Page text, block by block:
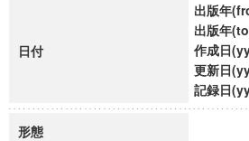
日付
出版年
出版年
作成日
更新日
記録日
形態